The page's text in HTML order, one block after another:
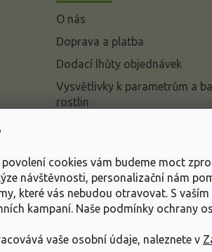
cookies vám budeme moct
návštěvnosti, personalizační nám
které vás nebudou otravovat. S
kampaní. Naše podmínky ochrany
vaše osobní údaje, naleznete v
O nás
Doprava a platba
Dodací lhůty objednávek
Vysvětlivky k parametrům a
rostlin
Informace o ochraně osobních
údajů
Obchodní podmínky